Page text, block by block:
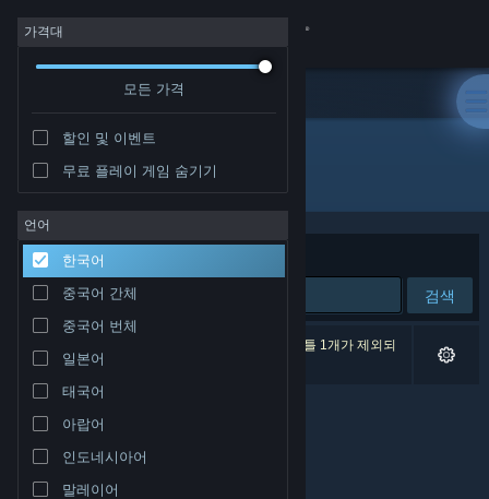
로그인
커뮤니티
정보
지원
언어 변경
Steam 모바일 앱 다운로드
PC 웹사이트 보기
가격대
모든 가격
할인 및 이벤트
무료 플레이 게임 숨기기
언어
한국어
중국어 간체
중국어 번체
일본어
태국어
아랍어
인도네시아어
말레이어
개발자: Hazy mist Studio
정렬 기준 연관성
검색
검색 결과가 0개 있습니다. 환경 설정에 따라 타이틀 1개가 제외되
었습니다.